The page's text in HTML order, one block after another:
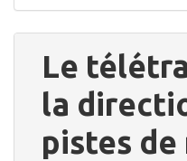
Le
la
pistes